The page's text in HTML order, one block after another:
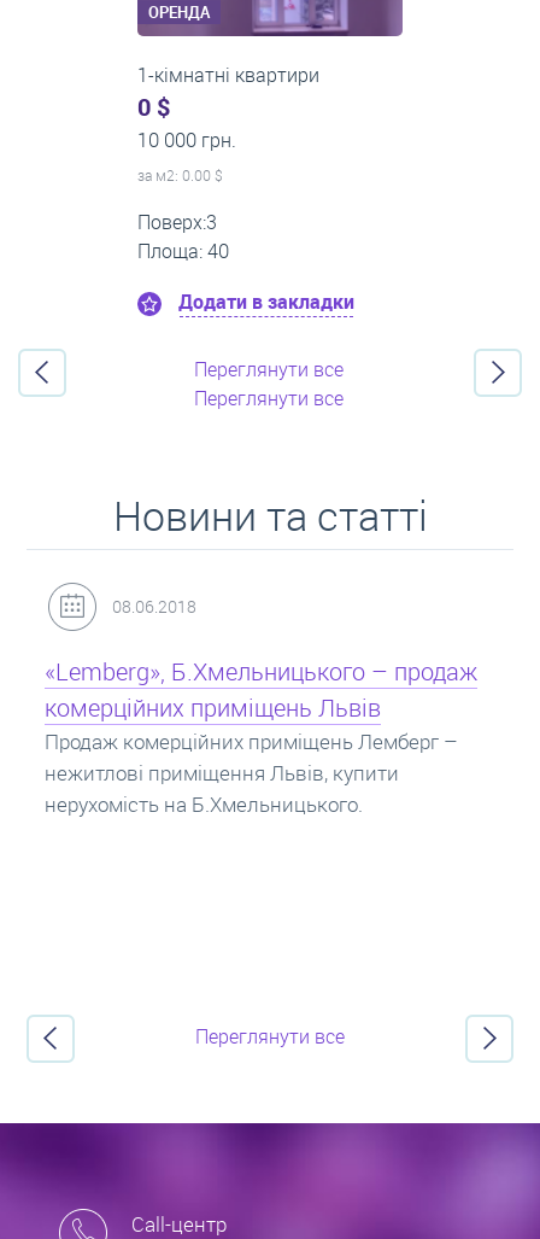
ОРЕНДА
2-кімнатні квартири
0 $
16 000 грн.
за м2: 0.00 $
Поверх:11
Площа: 55
Додати в закладки
Переглянути все
Переглянути все
Новини та статті
31.05.2018
Кредит під заставу нерухомості: іпотека
Іпотека на квартиру – кредит на житло під
заставу нерухомості. Купити в іпотеку – що
потрібно знати? Консультація від Експертів
про іпотечні кредити.
Переглянути все
Call-центр